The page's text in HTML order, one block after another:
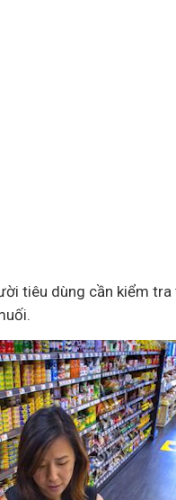
tiêu dùng cần kiểm